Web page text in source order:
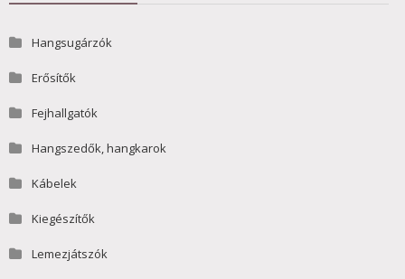
Hangsugárzók
Erősítők
Fejhallgatók
Hangszedők, hangkarok
Kábelek
Kiegészítők
Lemezjátszók